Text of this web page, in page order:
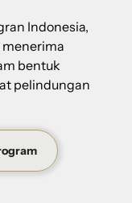
Indonesia,
menerima
bentuk
pelindungan